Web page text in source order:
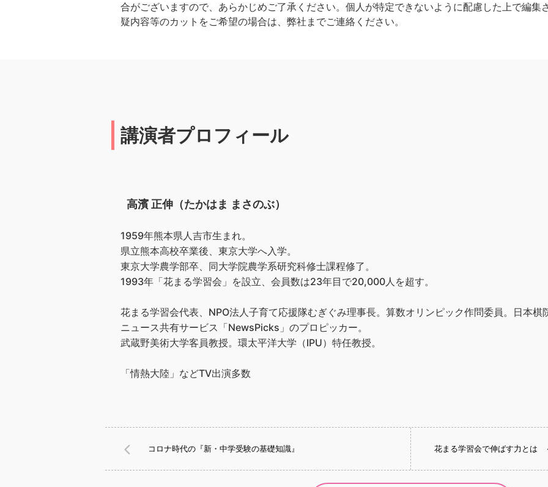
合がございますので、あらかじめご了承ください。個人が特定できないように配慮した上で編集
疑内容等のカットをご希望の場合は、弊社までご連絡ください。
講演者プロフィール
高濱 正伸（たかはま まさのぶ）
1959年熊本県人吉市生まれ。
県立熊本高校卒業後、東京大学へ入学。
東京大学農学部卒、同大学院農学系研究科修士課程修了。
1993年「花まる学習会」を設立、会員数は23年目で20,000人を超す。
花まる学習会代表、NPO法人子育て応援隊むぎぐみ理事長。算数オリンピック作問委員。日本棋
ニュース共有サービス「NewsPicks」のプロピッカー。
武蔵野美術大学客員教授。環太平洋大学（IPU）特任教授。
「情熱大陸」などTV出演多数
コロナ時代の『新・中学受験の基礎知識』 花まる学習会で伸ばす力とは